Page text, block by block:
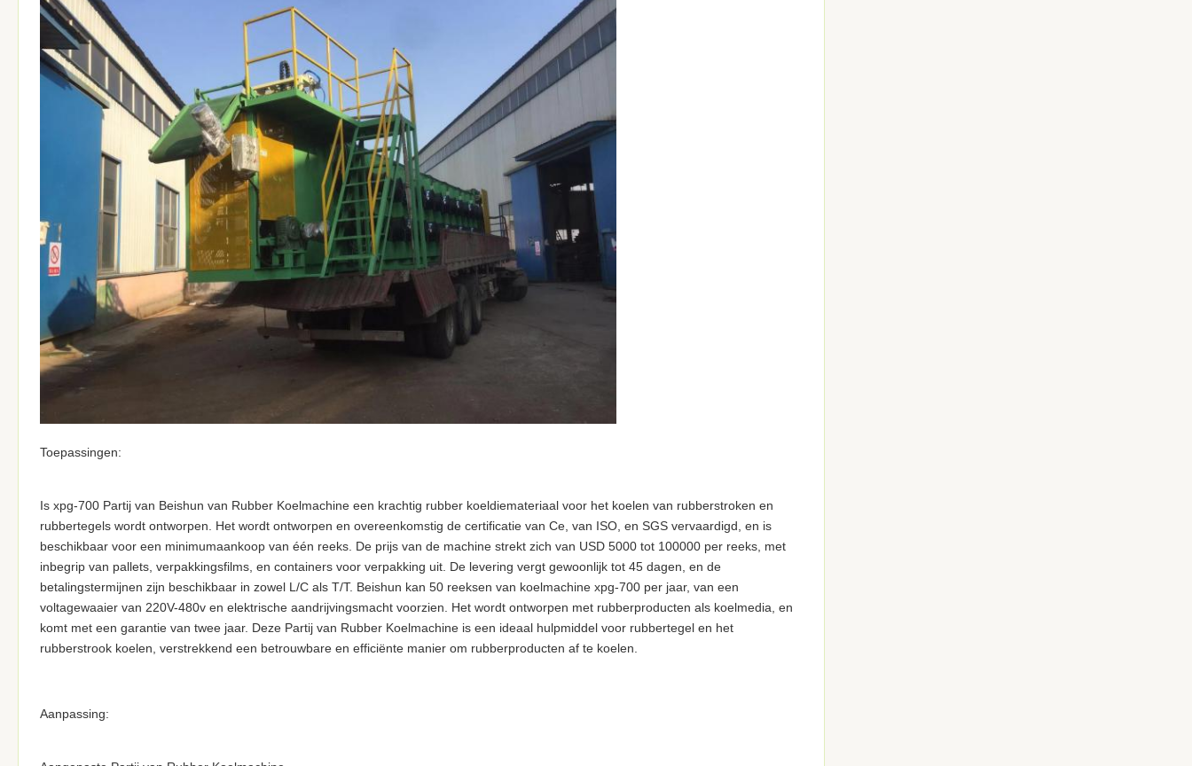
Toepassingen:
Is xpg-700 Partij van Beishun van Rubber Koelmachine een krachtig rubber koeldiemateriaal voor het koelen van rubberstroken en
rubbertegels wordt ontworpen. Het wordt ontworpen en overeenkomstig de certificatie van Ce, van ISO, en SGS vervaardigd, en is
beschikbaar voor een minimumaankoop van één reeks. De prijs van de machine strekt zich van USD 5000 tot 100000 per reeks, met
inbegrip van pallets, verpakkingsfilms, en containers voor verpakking uit. De levering vergt gewoonlijk tot 45 dagen, en de
betalingstermijnen zijn beschikbaar in zowel L/C als T/T. Beishun kan 50 reeksen van koelmachine xpg-700 per jaar, van een
voltagewaaier van 220V-480v en elektrische aandrijvingsmacht voorzien. Het wordt ontworpen met rubberproducten als koelmedia, en
komt met een garantie van twee jaar. Deze Partij van Rubber Koelmachine is een ideaal hulpmiddel voor rubbertegel en het
rubberstrook koelen, verstrekkend een betrouwbare en efficiënte manier om rubberproducten af te koelen.
Aanpassing: